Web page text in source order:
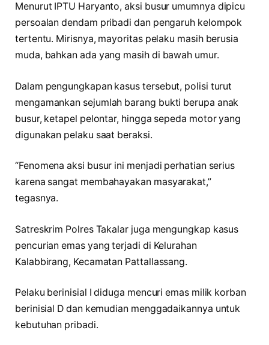
Menurut IPTU Haryanto, aksi busur umumnya dipicu
persoalan dendam pribadi dan pengaruh kelompok
tertentu. Mirisnya, mayoritas pelaku masih berusia
muda, bahkan ada yang masih di bawah umur.
Dalam pengungkapan kasus tersebut, polisi turut
mengamankan sejumlah barang bukti berupa anak
busur, ketapel pelontar, hingga sepeda motor yang
digunakan pelaku saat beraksi.
“Fenomena aksi busur ini menjadi perhatian serius
karena sangat membahayakan masyarakat,”
tegasnya.
Satreskrim Polres Takalar juga mengungkap kasus
pencurian emas yang terjadi di Kelurahan
Kalabbirang, Kecamatan Pattallassang.
Pelaku berinisial I diduga mencuri emas milik korban
berinisial D dan kemudian menggadaikannya untuk
kebutuhan pribadi.